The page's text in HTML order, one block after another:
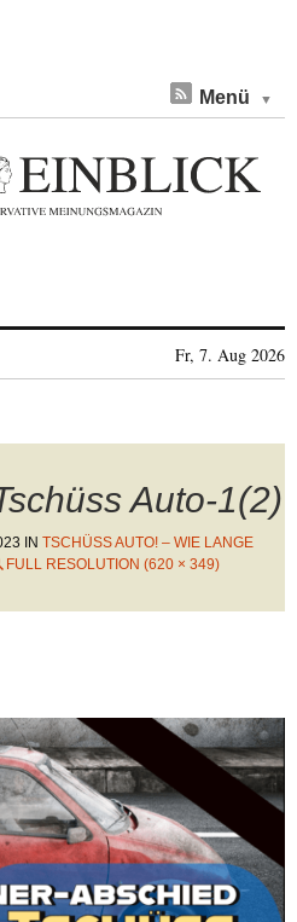
Menü
Fr, 7. Aug 2026
Auto-1(2)
IN TSCHÜSS AUTO! – WIE LANGE
FULL RESOLUTION (620 × 349)